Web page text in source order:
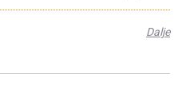
Dalje